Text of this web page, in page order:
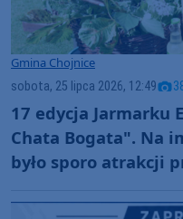
Gmina Chojnice
sobota, 25 lipca 2026, 12:49
17 edycja Jarmarku
Chata Bogata". Na
było sporo atrakcji